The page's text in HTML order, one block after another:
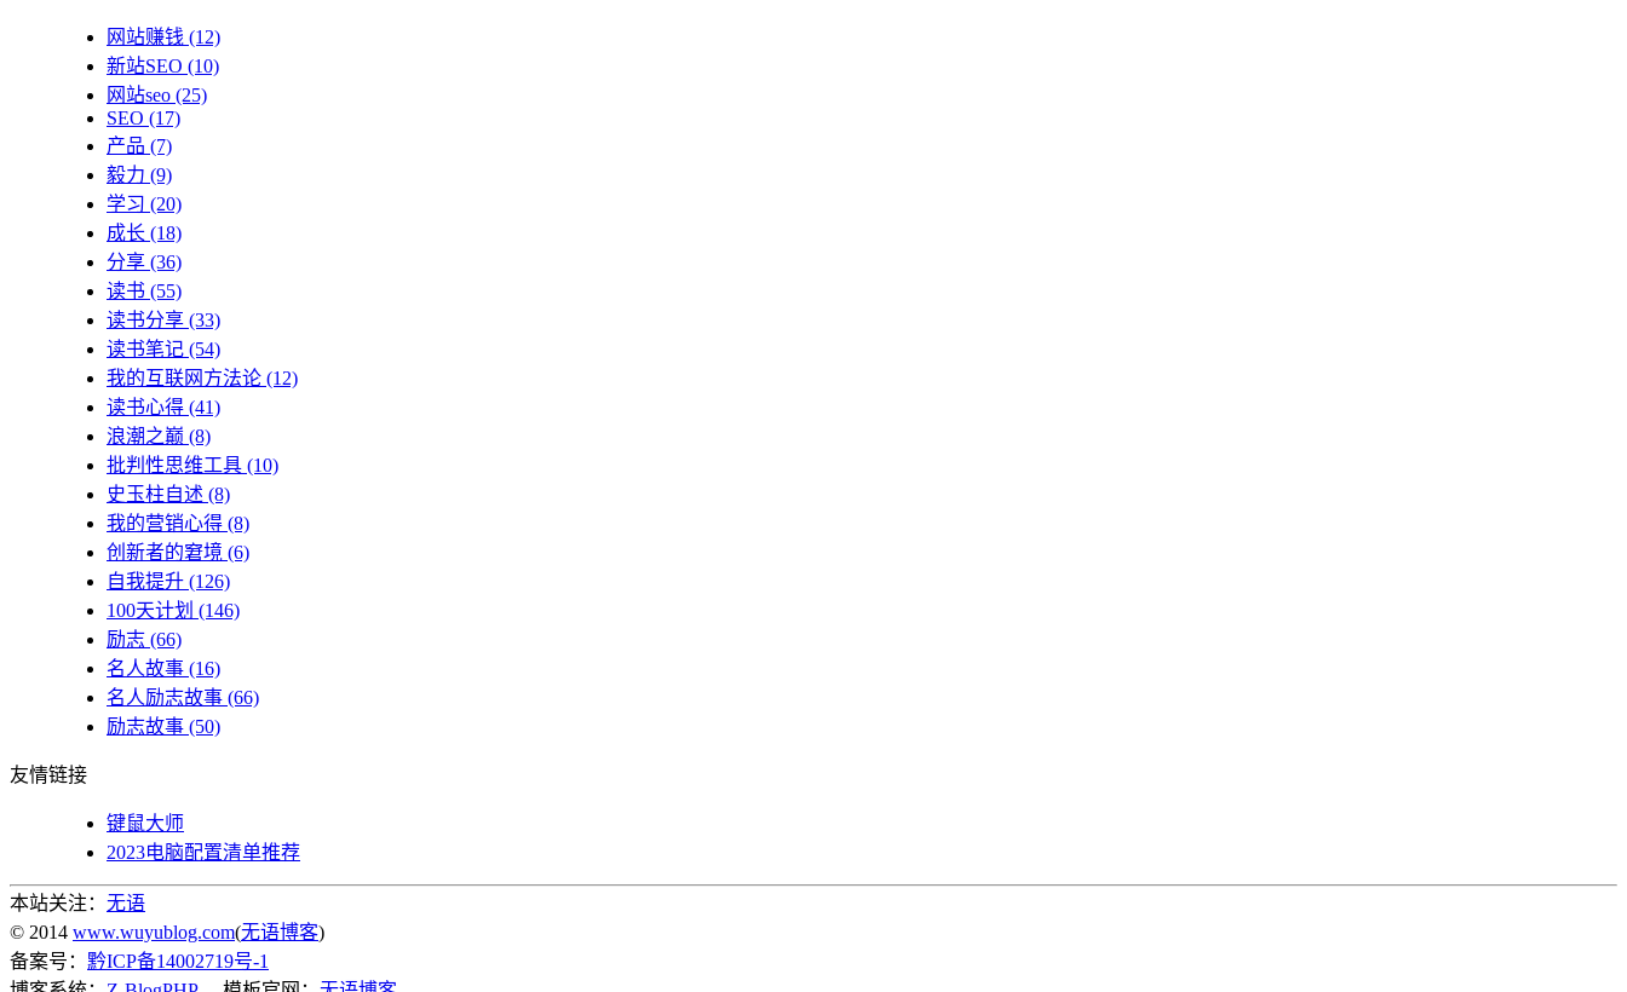
网站赚钱 (12)
新站SEO (10)
网站seo (25)
SEO (17)
产品 (7)
毅力 (9)
学习 (20)
成长 (18)
分享 (36)
读书 (55)
读书分享 (33)
读书笔记 (54)
我的互联网方法论 (12)
读书心得 (41)
浪潮之巅 (8)
批判性思维工具 (10)
史玉柱自述 (8)
我的营销心得 (8)
创新者的窘境 (6)
自我提升 (126)
100天计划 (146)
励志 (66)
名人故事 (16)
名人励志故事 (66)
励志故事 (50)
友情链接
键鼠大师
2023电脑配置清单推荐
本站关注： 无语
© 2014 www.wuyublog.com(无语博客)
备案号： 黔ICP备14002719号-1